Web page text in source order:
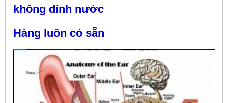
không dính nước
Hàng luôn có sẵn